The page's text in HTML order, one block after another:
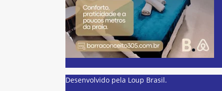
Desenvolvido pela Loup Brasil.